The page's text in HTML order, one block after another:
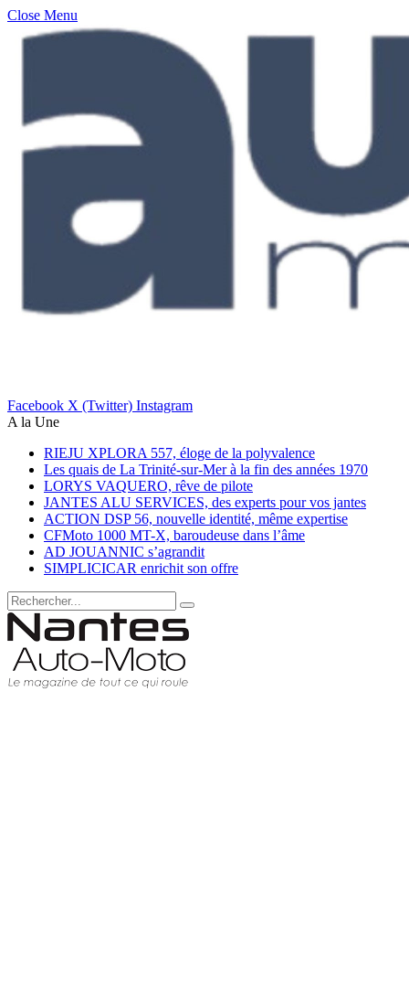
Close Menu
Facebook X (Twitter) Instagram
A la Une
RIEJU XPLORA 557, éloge de la polyvalence
Les quais de La Trinité-sur-Mer à la fin des années 1970
LORYS VAQUERO, rêve de pilote
JANTES ALU SERVICES, des experts pour vos jantes
ACTION DSP 56, nouvelle identité, même expertise
CFMoto 1000 MT-X, baroudeuse dans l’âme
AD JOUANNIC s’agrandit
SIMPLICICAR enrichit son offre